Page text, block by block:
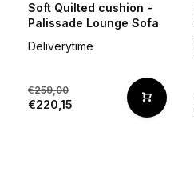
Soft Quilted cushion -
Palissade Lounge Sofa
Deliverytime
€259,00
€220,15